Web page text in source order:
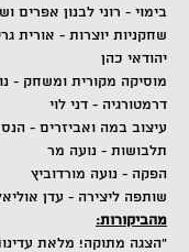
בימוי - רוני לבנון אפרים
שחקניות יוצרות - אורית
יהודאי כהן
מוסיקה מקורית ומשחק -
דרמטורגיה - דני לוי
עיצוב במה ואביזרים -
תלבושות - נועה מר
הפקה - נועה מורדוביץ
שותפה ליצירה - עדן
מהביקורות:
"הצגה מתוקה! מלאת